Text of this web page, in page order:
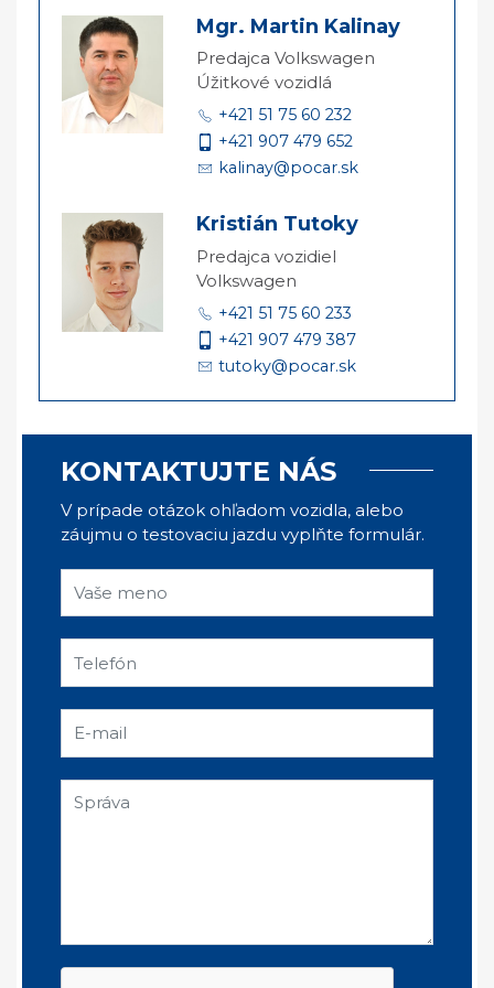
Mgr. Martin Kalinay
Predajca Volkswagen
Úžitkové vozidlá
+421 51 75 60 232
+421 907 479 652
kalinay@pocar.sk
Kristián Tutoky
Predajca vozidiel
Volkswagen
+421 51 75 60 233
+421 907 479 387
tutoky@pocar.sk
KONTAKTUJTE NÁS
V prípade otázok ohľadom vozidla, alebo
záujmu o testovaciu jazdu vyplňte formulár.